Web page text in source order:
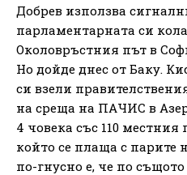
Добрев използва
парламентарната си
Околовръстния път в
Но дойде днес от Баку.
си взели
на среща на ПАЧИС в
4 човека със 110 местния
който се плаща с парите
по-гнусно е, че по